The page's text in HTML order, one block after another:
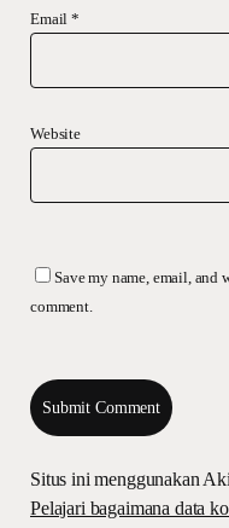
Email*
Website
Save my name, email, and
comment.
Situs ini menggunakan
Pelajari bagaimana data